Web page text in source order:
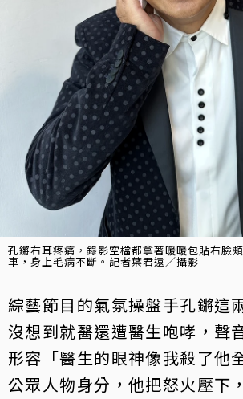
孔鏘右耳疼痛，錄影空檔都拿著暖暖包貼右臉
車，身上毛病不斷。記者葉君遠／攝影
綜藝節目的氣氛操盤手孔鏘這
沒想到就醫還遭醫生咆哮，聲
形容「醫生的眼神像我殺了他
公眾人物身分，他把怒火壓下